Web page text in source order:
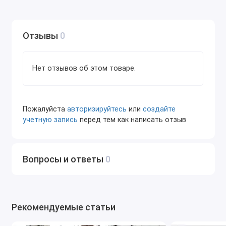
системах охлаждения и кондиционирования
Диагностика выхлопной системы: поиск
могут способствовать выбросам и шуму.
Проверка вакуумных систем: позволяет найти
нестабильную работу двигателя.
мелкие и незаметные утечки.
Отзывы 0
Нет отзывов об этом товаре.
Пожалуйста авторизируйтесь или создайте
учетную запись перед тем как написать отзыв
Вопросы и ответы 0
Рекомендуемые статьи